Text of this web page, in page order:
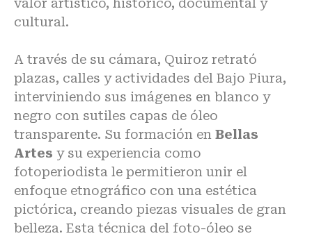
valor artístico, histórico, documental y
cultural.
A través de su cámara, Quiroz retrató
plazas, calles y actividades del Bajo Piura,
interviniendo sus imágenes en blanco y
negro con sutiles capas de óleo
transparente. Su formación en Bellas
Artes y su experiencia como
fotoperiodista le permitieron unir el
enfoque etnográfico con una estética
pictórica, creando piezas visuales de gran
belleza. Esta técnica del foto-óleo se